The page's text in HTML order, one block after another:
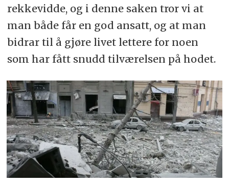
rekkevidde, og i denne saken tror vi at
man både får en god ansatt, og at man
bidrar til å gjøre livet lettere for noen
som har fått snudd tilværelsen på hodet.